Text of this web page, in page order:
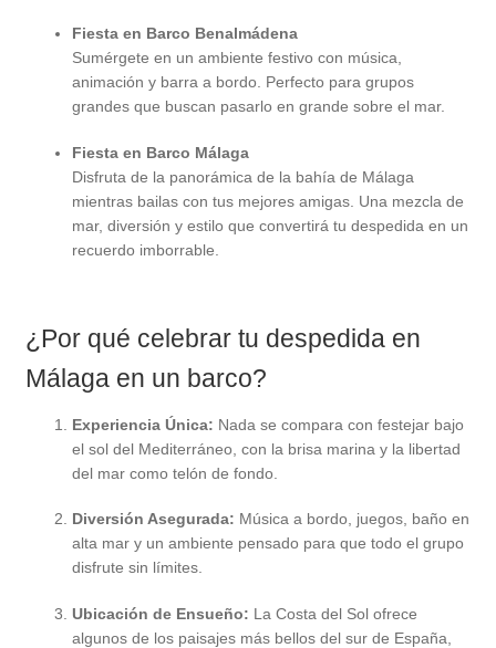
Fiesta en Barco Benalmádena
Sumérgete en un ambiente festivo con música,
animación y barra a bordo. Perfecto para grupos
grandes que buscan pasarlo en grande sobre el mar.
Fiesta en Barco Málaga
Disfruta de la panorámica de la bahía de Málaga
mientras bailas con tus mejores amigas. Una mezcla de
mar, diversión y estilo que convertirá tu despedida en un
recuerdo imborrable.
¿Por qué celebrar tu despedida en
Málaga en un barco?
Experiencia Única: Nada se compara con festejar bajo
el sol del Mediterráneo, con la brisa marina y la libertad
del mar como telón de fondo.
Diversión Asegurada: Música a bordo, juegos, baño en
alta mar y un ambiente pensado para que todo el grupo
disfrute sin límites.
Ubicación de Ensueño: La Costa del Sol ofrece
algunos de los paisajes más bellos del sur de España,